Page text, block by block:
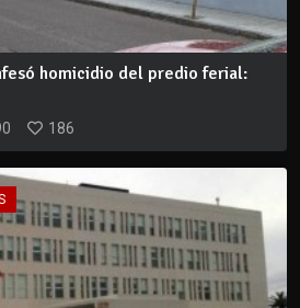
homicidio del predio ferial:
186